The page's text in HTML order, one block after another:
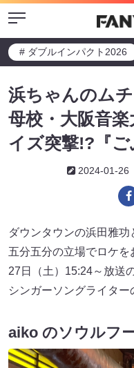
Menu
# ダブルインパクト2026
浜ちゃんのム
母校・大阪音
イズ突撃!?『ご
2024-01-26
ダウンタウンの浜田雅功
五分五分の立場でロケを
27日（土）15:24～放送
シンガーソングライター
aiko のソウルフ